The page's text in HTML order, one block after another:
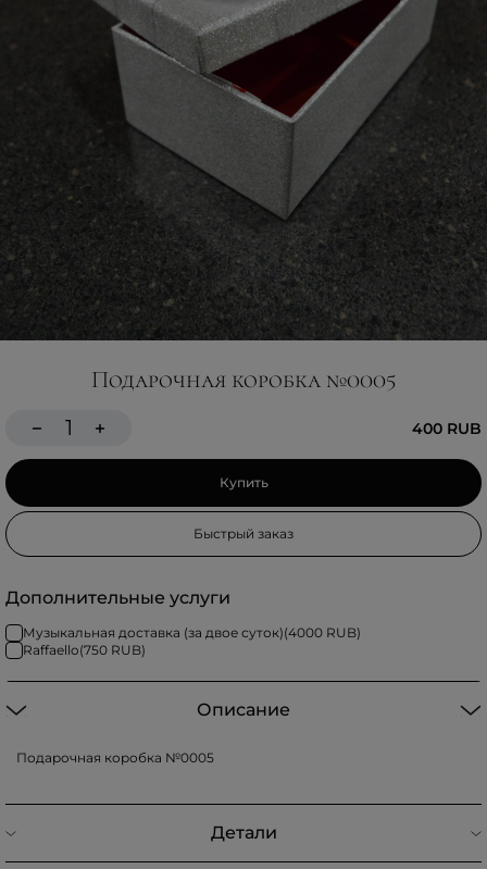
Подарочная коробка №0005
400 RUB
Купить
Быстрый заказ
Дополнительные услуги
Музыкальная доставка (за двое суток)(4000 RUB)
Raffaello(750 RUB)
Описание
Подарочная коробка №0005
Детали